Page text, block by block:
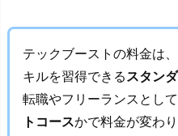
テックブーストの料金は
キルを習得できるスタン
転職やフリーランスとし
トコースかで料金が変わ